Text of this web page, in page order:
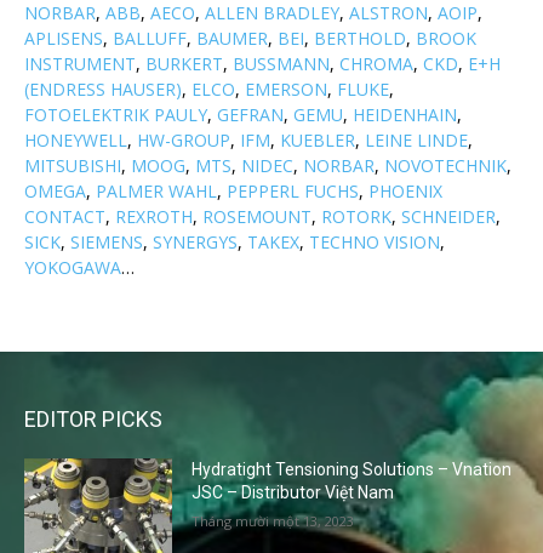
NORBAR, ABB, AECO, ALLEN BRADLEY, ALSTRON, AOIP,
APLISENS, BALLUFF, BAUMER, BEI, BERTHOLD, BROOK
INSTRUMENT, BURKERT, BUSSMANN, CHROMA, CKD, E+H
(ENDRESS HAUSER), ELCO, EMERSON, FLUKE,
FOTOELEKTRIK PAULY, GEFRAN, GEMU, HEIDENHAIN,
HONEYWELL, HW-GROUP, IFM, KUEBLER, LEINE LINDE,
MITSUBISHI, MOOG, MTS, NIDEC, NORBAR, NOVOTECHNIK,
OMEGA, PALMER WAHL, PEPPERL FUCHS, PHOENIX
CONTACT, REXROTH, ROSEMOUNT, ROTORK, SCHNEIDER,
SICK, SIEMENS, SYNERGYS, TAKEX, TECHNO VISION,
YOKOGAWA…
EDITOR PICKS
Hydratight Tensioning Solutions – Vnation
JSC – Distributor Việt Nam
Tháng mười một 13, 2023